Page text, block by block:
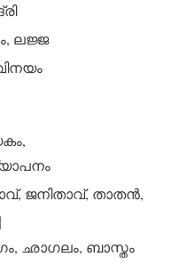
ലജ്ജ
ജനിതാവ്, താതന്‍,
ഛാഗലം, ബാസ്തം